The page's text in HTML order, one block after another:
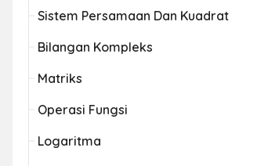
Sistem Persamaan Dan Kuadrat
Bilangan Kompleks
Matriks
Operasi Fungsi
Logaritma